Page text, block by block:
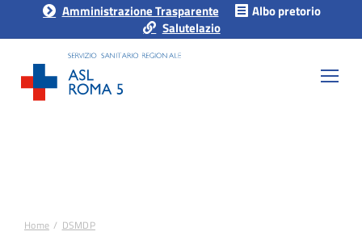
Amministrazione Trasparente
Albo pretorio
Salutelazio
Tu sei qui:
Home DSMDP